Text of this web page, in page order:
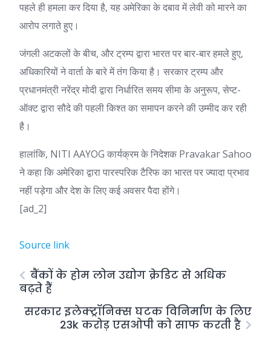
पहले ही हमला कर दिया है, यह अमेरिका के दबाव में लेवी को मारने का
आरोप लगाते हुए।
जंगली अटकलों के बीच, और ट्रम्प द्वारा भारत पर बार-बार हमले हुए,
अधिकारियों ने वार्ता के बारे में तंग किया है। सरकार ट्रम्प और
प्रधानमंत्री नरेंद्र मोदी द्वारा निर्धारित समय सीमा के अनुरूप, सेप्ट-
ऑक्ट द्वारा सौदे की पहली किश्त का समापन करने की उम्मीद कर रही
है।
हालांकि, NITI AAYOG कार्यक्रम के निदेशक Pravakar Sahoo
ने कहा कि अमेरिका द्वारा पारस्परिक टैरिफ का भारत पर ज्यादा प्रभाव
नहीं पड़ेगा और देश के लिए कई अवसर पैदा होंगे।
[ad_2]
Source link
बैंकों के होम लोन उद्योग क्रेडिट से अधिक
बढ़ते हैं
सरकार इलेक्ट्रॉनिक्स घटक विनिर्माण के लिए
23k करोड़ एसओपी को साफ करती है